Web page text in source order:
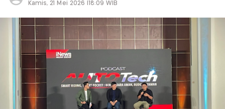
Kamis, 21 Mei 2026 |18:09 WIB